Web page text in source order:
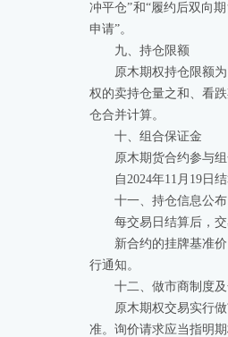
冲平仓”和“履约后双向
申请”。
九、持仓限额
原木期权持仓限额
权的卖持仓量之和、看
仓合并计算。
十、组合保证金
原木期货合约参与组
自2024年11月19日
十一、持仓信息公布
每交易日结算后，
新合约的挂牌基准
行通知。
十二、做市商制度
原木期权交易实行
准。询价请求应当指明